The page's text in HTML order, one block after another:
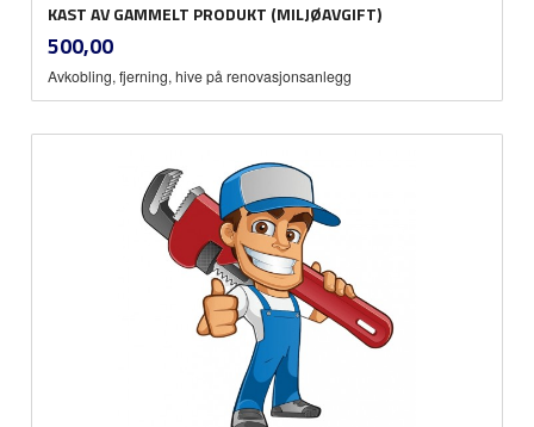
KAST AV GAMMELT PRODUKT (MILJØAVGIFT)
Pris
500,00mva.
Avkobling, fjerning, hive på renovasjonsanlegg